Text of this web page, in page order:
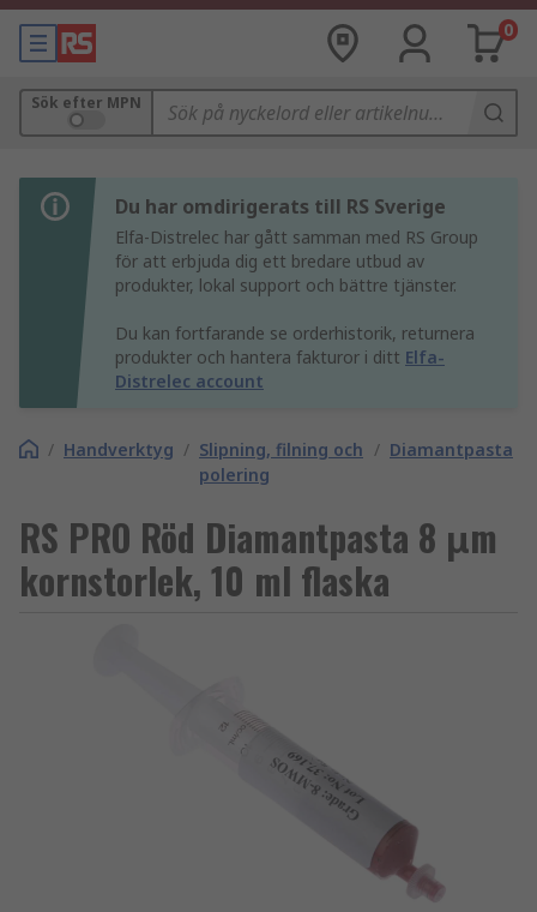
0
Sök efter MPN
Du har omdirigerats till RS Sverige
Elfa-Distrelec har gått samman med RS Group
för att erbjuda dig ett bredare utbud av
produkter, lokal support och bättre tjänster.
Du kan fortfarande se orderhistorik, returnera
produkter och hantera fakturor i ditt Elfa-
Distrelec account
/ Handverktyg / Slipning, filning och
polering
/ Diamantpasta
RS PRO Röd Diamantpasta 8 μm
kornstorlek, 10 ml flaska